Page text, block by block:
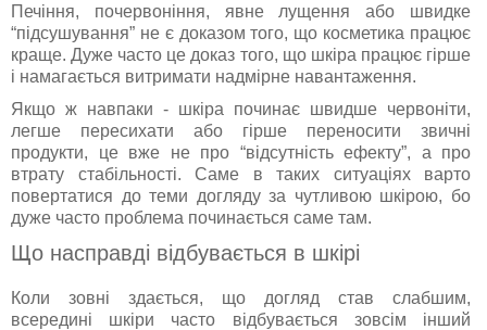
Печіння, почервоніння, явне лущення або швидке
“підсушування” не є доказом того, що косметика працює
краще. Дуже часто це доказ того, що шкіра працює гірше
і намагається витримати надмірне навантаження.
Якщо ж навпаки - шкіра починає швидше червоніти,
легше пересихати або гірше переносити звичні
продукти, це вже не про “відсутність ефекту”, а про
втрату стабільності. Саме в таких ситуаціях варто
повертатися до теми догляду за чутливою шкірою, бо
дуже часто проблема починається саме там.
Що насправді відбувається в шкірі
Коли зовні здається, що догляд став слабшим,
всередині шкіри часто відбувається зовсім інший